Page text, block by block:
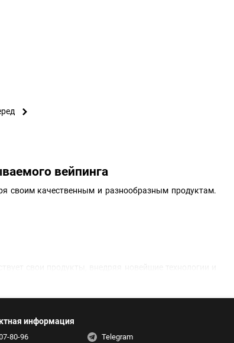
вейпинга
своим качественным и разнообразным продуктам.
свои продукты, внедряя новейшие технологии и
и вкусы:
информация
80-96 Telegram